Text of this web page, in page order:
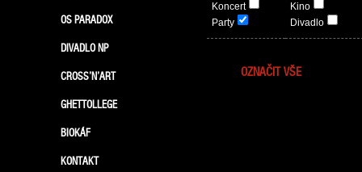
OS PARADOX
DIVADLO NP
CROSS’N’ART
GHETTOLLEGE
BIOKÁF
KONTAKT
Koncert
Party
Kino
Divadlo
OZNAČIT VŠE